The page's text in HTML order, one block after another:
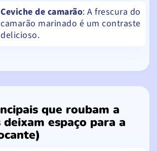
Ceviche de camarão: A frescura do
camarão marinado é um contraste
delicioso.
que roubam a
deixam espaço para a